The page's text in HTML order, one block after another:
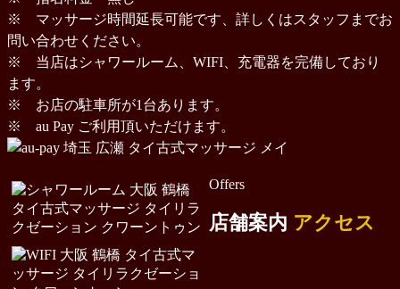
※ マッサージ時間延長可能です、詳しくはスタッフまでお
問い合わせください。
※ 当店はシャワールーム、WIFI、充電器を完備しており
ます。
※ お店の駐車所が1台あります。
※ au Pay ご利用頂いただけます。
Offers
店舗案内 アクセス